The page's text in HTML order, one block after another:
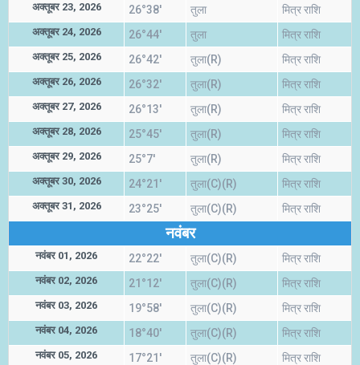
अक्तूबर 23, 2026 26°38' तुला मित्र राशि
अक्तूबर 24, 2026 26°44' तुला मित्र राशि
अक्तूबर 25, 2026 26°42' तुला(R) मित्र राशि
अक्तूबर 26, 2026 26°32' तुला(R) मित्र राशि
अक्तूबर 27, 2026 26°13' तुला(R) मित्र राशि
अक्तूबर 28, 2026 25°45' तुला(R) मित्र राशि
अक्तूबर 29, 2026 25°7' तुला(R) मित्र राशि
अक्तूबर 30, 2026 24°21' तुला(C)(R) मित्र राशि
अक्तूबर 31, 2026 23°25' तुला(C)(R) मित्र राशि
नवंबर
नवंबर 01, 2026 22°22' तुला(C)(R) मित्र राशि
नवंबर 02, 2026 21°12' तुला(C)(R) मित्र राशि
नवंबर 03, 2026 19°58' तुला(C)(R) मित्र राशि
नवंबर 04, 2026 18°40' तुला(C)(R) मित्र राशि
नवंबर 05, 2026 17°21' तुला(C)(R) मित्र राशि